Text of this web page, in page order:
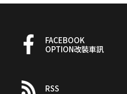
FACEBOOK
OPTION改裝車訊
RSS